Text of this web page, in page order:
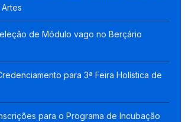
de Módulo vago no Berçário
para 3ª Feira Holística de
para o Programa de Incubação